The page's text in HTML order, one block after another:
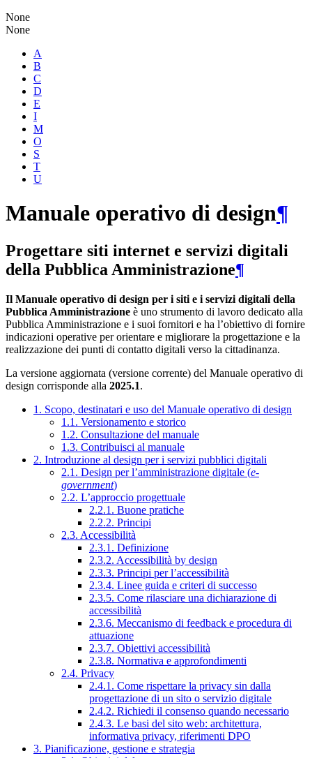
None
None
A
B
C
D
E
I
M
O
S
T
U
Manuale operativo di design¶
Progettare siti internet e servizi digitali
della Pubblica Amministrazione¶
Il Manuale operativo di design per i siti e i servizi digitali della
Pubblica Amministrazione è uno strumento di lavoro dedicato alla
Pubblica Amministrazione e i suoi fornitori e ha l’obiettivo di fornire
indicazioni operative per orientare e migliorare la progettazione e la
realizzazione dei punti di contatto digitali verso la cittadinanza.
La versione aggiornata (versione corrente) del Manuale operativo di
design corrisponde alla 2025.1.
1. Scopo, destinatari e uso del Manuale operativo di design
1.1. Versionamento e storico
1.2. Consultazione del manuale
1.3. Contribuisci al manuale
2. Introduzione al design per i servizi pubblici digitali
2.1. Design per l’amministrazione digitale (e-
government)
2.2. L’approccio progettuale
2.2.1. Buone pratiche
2.2.2. Principi
2.3. Accessibilità
2.3.1. Definizione
2.3.2. Accessibilità by design
2.3.3. Principi per l’accessibilità
2.3.4. Linee guida e criteri di successo
2.3.5. Come rilasciare una dichiarazione di
accessibilità
2.3.6. Meccanismo di feedback e procedura di
attuazione
2.3.7. Obiettivi accessibilità
2.3.8. Normativa e approfondimenti
2.4. Privacy
2.4.1. Come rispettare la privacy sin dalla
progettazione di un sito o servizio digitale
2.4.2. Richiedi il consenso quando necessario
2.4.3. Le basi del sito web: architettura,
informativa privacy, riferimenti DPO
3. Pianificazione, gestione e strategia